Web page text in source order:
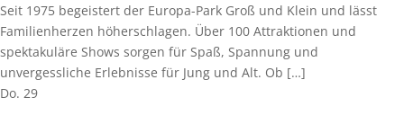
Seit 1975 begeistert der Europa-Park Groß und Klein und lässt
Familienherzen höherschlagen. Über 100 Attraktionen und
spektakuläre Shows sorgen für Spaß, Spannung und
unvergessliche Erlebnisse für Jung und Alt. Ob […]
Do. 29